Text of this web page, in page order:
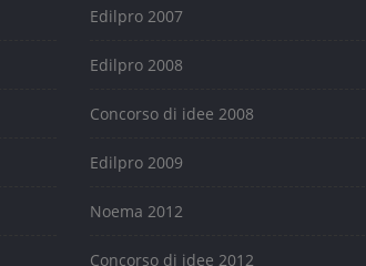
Edilpro 2007
Edilpro 2008
Concorso di idee 2008
Edilpro 2009
Noema 2012
Concorso di idee 2012